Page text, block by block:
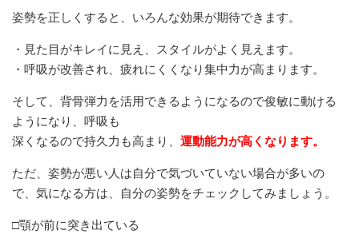
姿勢を正しくすると、いろんな効果が期待できます。
・見た目がキレイに見え、スタイルがよく見えます。
・呼吸が改善され、疲れにくくなり集中力が高まります。
そして、背骨弾力を活用できるようになるので俊敏に動ける
ようになり、呼吸も
深くなるので持久力も高まり、 運動能力が高くなります。
ただ、姿勢が悪い人は自分で気づいていない場合が多いの
で、気になる方は、自分の姿勢をチェックしてみましょう。
□顎が前に突き出ている